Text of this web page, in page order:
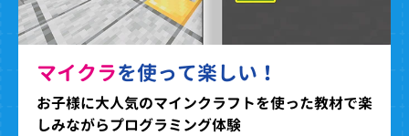
マイクラを使って楽しい！
お子様に大人気のマインクラフトを使った教材で楽
しみながらプログラミング体験